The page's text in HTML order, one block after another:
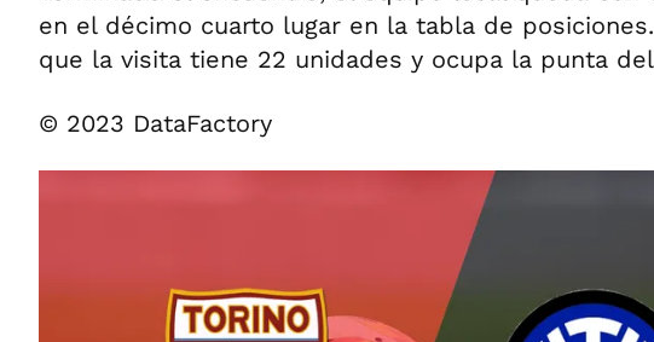
en el décimo cuarto lugar en la tabla de
que la visita tiene 22 unidades y ocupa la punta
© 2023 DataFactory